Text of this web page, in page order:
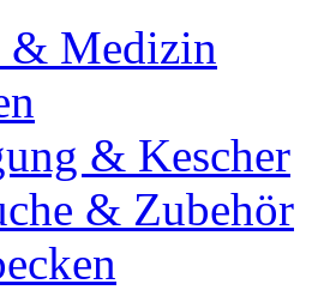
& Medizin
& Kescher
& Zubehör